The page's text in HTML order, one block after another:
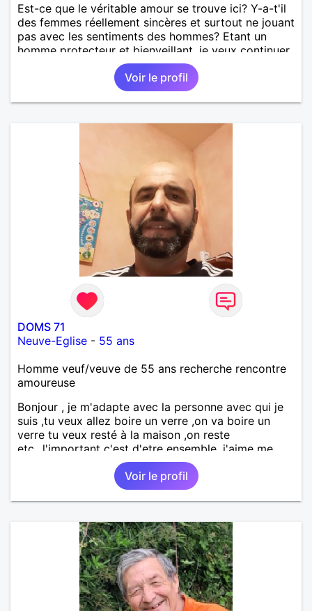
Est-ce que le véritable amour se trouve ici? Y-a-t'il
des femmes réellement sincères et surtout ne jouant
pas avec les sentiments des hommes? Etant un
homme protecteur et bienveillant, je veux continuer
d'y croire et pouvoir enfin former la petite famille
que je désir temps. Faux profil, profiteuse et autres
joyeuseté passer votre chemin, vous ne
m'intéressez pas du tout!
Voir le profil
DOMS 71
Neuve-Eglise - 55 ans
Homme veuf/veuve de 55 ans recherche rencontre
amoureuse
Bonjour , je m'adapte avec la personne avec qui je
suis ,tu veux allez boire un verre ,on va boire un
verre tu veux resté à la maison ,on reste
etc...l'important c'est d'etre ensemble .j'aime me
balader , faire du sport , regarder des film , aller au
théatre etc et j'aime par dessus tous rire
Voir le profil